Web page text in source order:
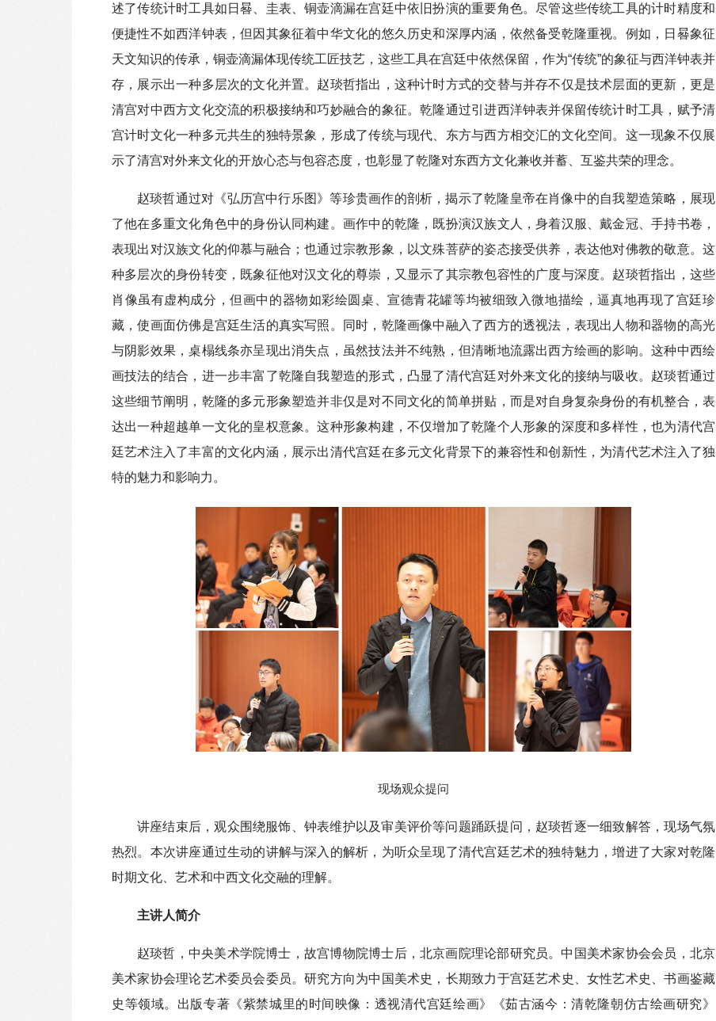
述了传统计时工具如日晷、圭表、铜壶滴漏在宫廷中依旧扮演的重要角色。尽管这些传统工具的计时精度和
便捷性不如西洋钟表，但因其象征着中华文化的悠久历史和深厚内涵，依然备受乾隆重视。例如，日晷象征
天文知识的传承，铜壶滴漏体现传统工匠技艺，这些工具在宫廷中依然保留，作为“传统”的象征与西洋钟表并
存，展示出一种多层次的文化并置。赵琰哲指出，这种计时方式的交替与并存不仅是技术层面的更新，更是
清宫对中西方文化交流的积极接纳和巧妙融合的象征。乾隆通过引进西洋钟表并保留传统计时工具，赋予清
宫计时文化一种多元共生的独特景象，形成了传统与现代、东方与西方相交汇的文化空间。这一现象不仅展
示了清宫对外来文化的开放心态与包容态度，也彰显了乾隆对东西方文化兼收并蓄、互鉴共荣的理念。
赵琰哲通过对《弘历宫中行乐图》等珍贵画作的剖析，揭示了乾隆皇帝在肖像中的自我塑造策略，展现
了他在多重文化角色中的身份认同构建。画作中的乾隆，既扮演汉族文人，身着汉服、戴金冠、手持书卷，
表现出对汉族文化的仰慕与融合；也通过宗教形象，以文殊菩萨的姿态接受供养，表达他对佛教的敬意。这
种多层次的身份转变，既象征他对汉文化的尊崇，又显示了其宗教包容性的广度与深度。赵琰哲指出，这些
肖像虽有虚构成分，但画中的器物如彩绘圆桌、宣德青花罐等均被细致入微地描绘，逼真地再现了宫廷珍
藏，使画面仿佛是宫廷生活的真实写照。同时，乾隆画像中融入了西方的透视法，表现出人物和器物的高光
与阴影效果，桌榻线条亦呈现出消失点，虽然技法并不纯熟，但清晰地流露出西方绘画的影响。这种中西绘
画技法的结合，进一步丰富了乾隆自我塑造的形式，凸显了清代宫廷对外来文化的接纳与吸收。赵琰哲通过
这些细节阐明，乾隆的多元形象塑造并非仅是对不同文化的简单拼贴，而是对自身复杂身份的有机整合，表
达出一种超越单一文化的皇权意象。这种形象构建，不仅增加了乾隆个人形象的深度和多样性，也为清代宫
廷艺术注入了丰富的文化内涵，展示出清代宫廷在多元文化背景下的兼容性和创新性，为清代艺术注入了独
特的魅力和影响力。
现场观众提问
讲座结束后，观众围绕服饰、钟表维护以及审美评价等问题踊跃提问，赵琰哲逐一细致解答，现场气氛
热烈。本次讲座通过生动的讲解与深入的解析，为听众呈现了清代宫廷艺术的独特魅力，增进了大家对乾隆
时期文化、艺术和中西文化交融的理解。
主讲人简介
赵琰哲，中央美术学院博士，故宫博物院博士后，北京画院理论部研究员。中国美术家协会会员，北京
美术家协会理论艺术委员会委员。研究方向为中国美术史，长期致力于宫廷艺术史、女性艺术史、书画鉴藏
史等领域。出版专著《紫禁城里的时间映像：透视清代宫廷绘画》《茹古涵今：清乾隆朝仿古绘画研究》